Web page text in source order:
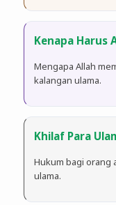
Kenapa Harus
Mengapa Allah
kalangan ulama.
Khilaf Para
Hukum bagi orang
ulama.